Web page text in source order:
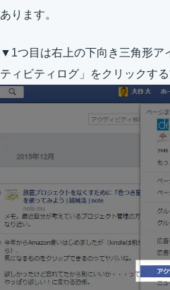
あります。
▼1つ目は右上の下向き三角形ア
ティビティログ」をクリックする